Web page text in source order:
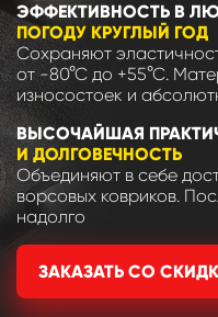
ЭФФЕКТИВНОСТЬ В
ПОГОДУ КРУГЛЫЙ ГОД
Сохраняют
от -80°С до +55°С.
износостоек и
ВЫСОЧАЙШАЯ
И ДОЛГОВЕЧНОСТЬ
Объединяют в себе
ворсовых ковриков.
надолго
ЗАКАЗАТЬ СО